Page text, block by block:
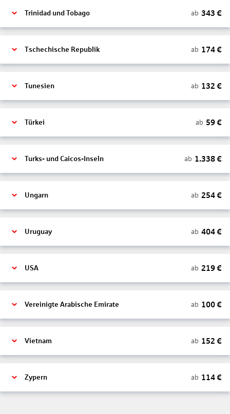
Trinidad und Tobago ab 343 €
Tschechische Republik ab 174€
Tunesien ab 132 €
Türkei ab 59€
Turks- und Caicos-Inseln ab 1.338€
Ungarn ab 254€
Uruguay ab 404€
USA ab 219€
Vereinigte Arabische Emirate ab 100€
Vietnam ab 152 €
Zypern ab 114€